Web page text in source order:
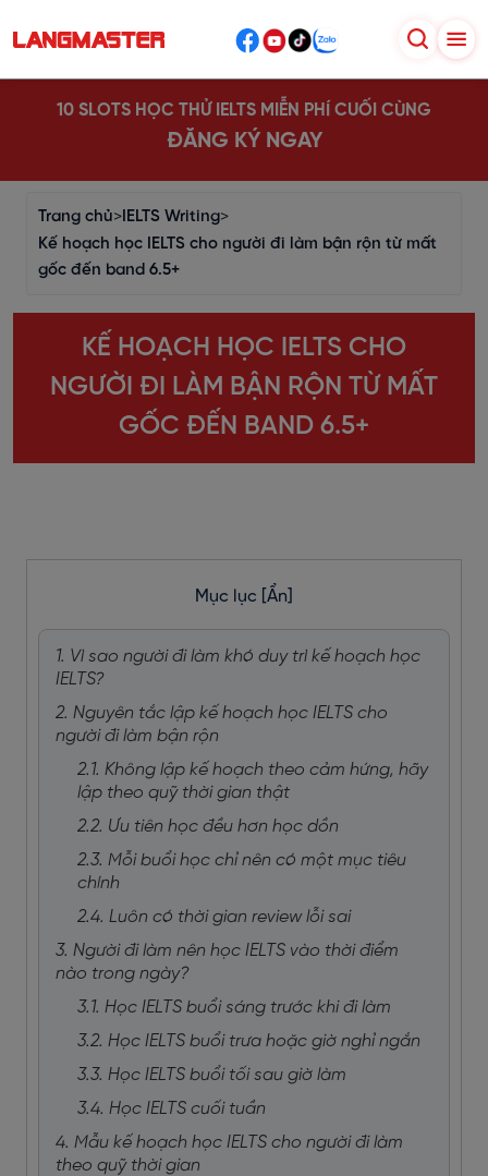
10 SLOTS HỌC THỬ IELTS MIỄN PHÍ CUỐI CÙNG
ĐĂNG KÝ NGAY
Trang chủ> IELTS Writing>
Kế hoạch học IELTS cho người đi làm bận rộn từ mất
gốc đến band 6.5+
KẾ HOẠCH HỌC IELTS CHO
NGƯỜI ĐI LÀM BẬN RỘN TỪ MẤT
GỐC ĐẾN BAND 6.5+
Mục lục [Ẩn]
1. Vì sao người đi làm khó duy trì kế hoạch học
IELTS?
2. Nguyên tắc lập kế hoạch học IELTS cho
người đi làm bận rộn
2.1. Không lập kế hoạch theo cảm hứng, hãy
lập theo quỹ thời gian thật
2.2. Ưu tiên học đều hơn học dồn
2.3. Mỗi buổi học chỉ nên có một mục tiêu
chính
2.4. Luôn có thời gian review lỗi sai
3. Người đi làm nên học IELTS vào thời điểm
nào trong ngày?
3.1. Học IELTS buổi sáng trước khi đi làm
3.2. Học IELTS buổi trưa hoặc giờ nghỉ ngắn
3.3. Học IELTS buổi tối sau giờ làm
3.4. Học IELTS cuối tuần
4. Mẫu kế hoạch học IELTS cho người đi làm
theo quỹ thời gian